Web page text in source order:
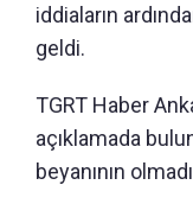
iddiaların
geldi.
TGRT Haber
açıklamada
beyanının